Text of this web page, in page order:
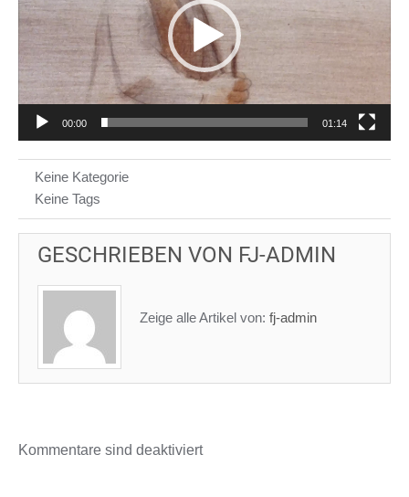
00:00 01:14
Keine Kategorie
Keine Tags
GESCHRIEBEN VON FJ-ADMIN
Zeige alle Artikel von: fj-admin
Kommentare sind deaktiviert